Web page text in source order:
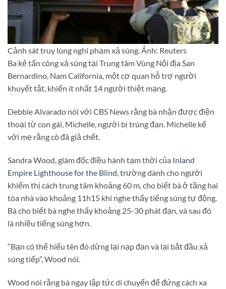
Cảnh sát truy lùng nghi phạm xả súng. Ảnh: Reuters
Ba kẻ tấn công xả súng tại Trung tâm Vùng Nội địa San
Bernardino, Nam California, một cơ quan hỗ trợ người
khuyết tật, khiến ít nhất 14 người thiệt mạng.
Debbie Alvarado nói với CBS News rằng bà nhận được điện
thoại từ con gái, Michelle, người bị trúng đạn. Michelle kể
với mẹ rằng cô đã giả chết.
Sandra Wood, giám đốc điều hành tạm thời của Inland
Empire Lighthouse for the Blind, trường dành cho người
khiếm thị cách trung tâm khoảng 60 m, cho biết bà ở tầng hai
tòa nhà vào khoảng 11h15 khi nghe thấy tiếng súng tự động.
Bà cho biết bà nghe thấy khoảng 25-30 phát đạn, và sau đó
là nhiều tiếng súng hơn.
“Bạn có thể hiểu tên đó dừng lại nạp đạn và lại bắt đầu xả
súng tiếp”, Wood nói.
Wood nói rằng bà ngay lập tức di chuyển để đứng cách xa